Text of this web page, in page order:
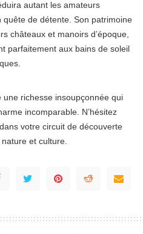
autant les amateurs
quête de détente. Son patrimoine
châteaux et manoirs d’époque,
parfaitement aux bains de soleil
richesse insoupçonnée qui
incomparable. N’hésitez
votre circuit de découverte
et culture.